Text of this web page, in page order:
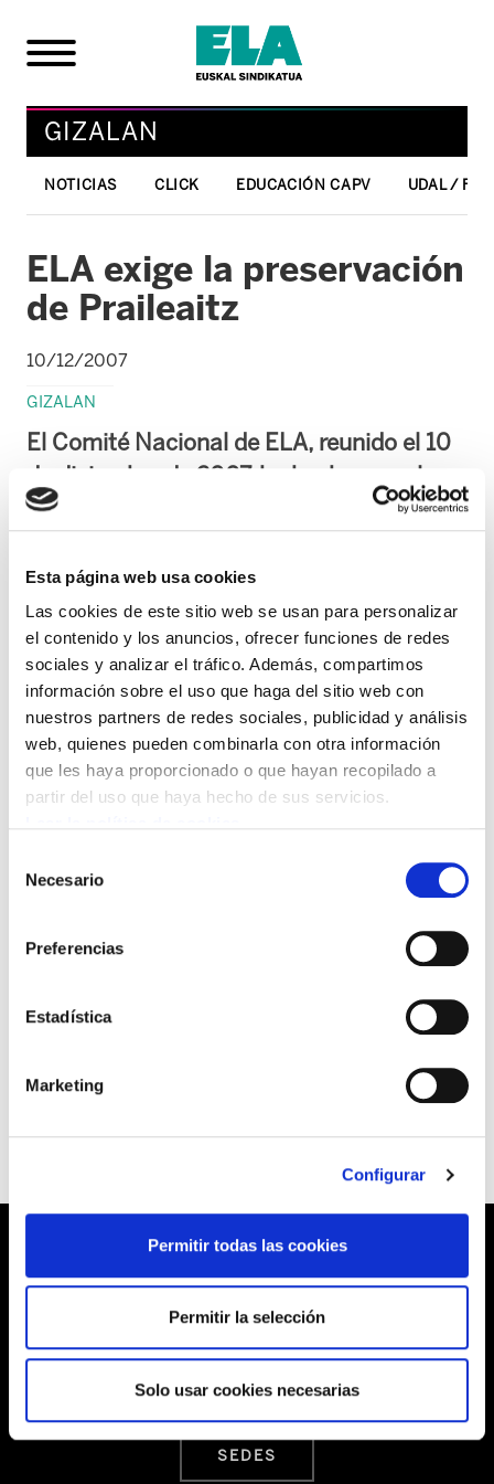
Esta página web usa cookies
Las cookies de este sitio web se usan para personalizar
el contenido y los anuncios, ofrecer funciones de redes
sociales y analizar el tráfico. Además, compartimos
información sobre el uso que haga del sitio web con
nuestros partners de redes sociales, publicidad y análisis
web, quienes pueden combinarla con otra información
que les haya proporcionado o que hayan recopilado a
partir del uso que haya hecho de sus servicios.
Necesario
Preferencias
Estadística
Marketing
Configurar
Permitir todas las cookies
Permitir la selección
Solo usar cookies necesarias
GIZALAN
NOTICIAS CLICK EDUCACIÓN CAPV UDAL /
ELA exige la preservación
de Praileaitz
10/12/2007
GIZALAN
El Comité Nacional de ELA, reunido el 10
de diciembre de 2007, ha hecho suya la
reivindicación de la Asociación
del patrimonio histórico y cultural de
Praileaitz. Por tanto, exige la adopción de
todas las medidas necesarias para que
dicho patrimonio sea preservado.
aclarar lo siguiente:
apoyo. En este sentido, mostramos nuestro reconocimiento a las personas
sindicato, y fue difundida sin consulta y sin conocimiento de la organización.
Barrainkua, 13 48009 BILBO
SEDES